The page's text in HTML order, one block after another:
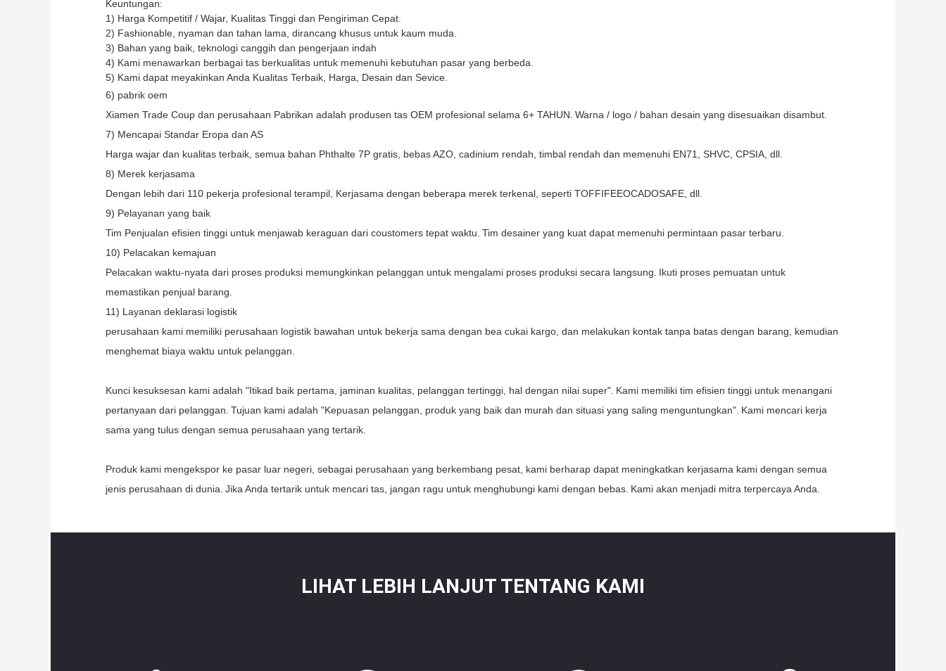
Keuntungan:
1) Harga Kompetitif / Wajar, Kualitas Tinggi dan Pengiriman Cepat.
2) Fashionable, nyaman dan tahan lama, dirancang khusus untuk kaum muda.
3) Bahan yang baik, teknologi canggih dan pengerjaan indah
4) Kami menawarkan berbagai tas berkualitas untuk memenuhi kebutuhan pasar yang berbeda.
5) Kami dapat meyakinkan Anda Kualitas Terbaik, Harga, Desain dan Sevice.
6) pabrik oem
Xiamen Trade Coup dan perusahaan Pabrikan adalah produsen tas OEM profesional selama 6+ TAHUN. Warna / logo / bahan desain yang disesuaikan disambut.
7) Mencapai Standar Eropa dan AS
Harga wajar dan kualitas terbaik, semua bahan Phthalte 7P gratis, bebas AZO, cadinium rendah, timbal rendah dan memenuhi EN71, SHVC, CPSIA, dll.
8) Merek kerjasama
Dengan lebih dari 110 pekerja profesional terampil, Kerjasama dengan beberapa merek terkenal, seperti TOFFIFEEOCADOSAFE, dll.
9) Pelayanan yang baik
Tim Penjualan efisien tinggi untuk menjawab keraguan dari coustomers tepat waktu. Tim desainer yang kuat dapat memenuhi permintaan pasar terbaru.
10) Pelacakan kemajuan
Pelacakan waktu-nyata dari proses produksi memungkinkan pelanggan untuk mengalami proses produksi secara langsung. Ikuti proses pemuatan untuk
memastikan penjual barang.
11) Layanan deklarasi logistik
perusahaan kami memiliki perusahaan logistik bawahan untuk bekerja sama dengan bea cukai kargo, dan melakukan kontak tanpa batas dengan barang, kemudian
menghemat biaya waktu untuk pelanggan.
Kunci kesuksesan kami adalah "Itikad baik pertama, jaminan kualitas, pelanggan tertinggi, hal dengan nilai super". Kami memiliki tim efisien tinggi untuk menangani
pertanyaan dari pelanggan. Tujuan kami adalah "Kepuasan pelanggan, produk yang baik dan murah dan situasi yang saling menguntungkan". Kami mencari kerja
sama yang tulus dengan semua perusahaan yang tertarik.
Produk kami mengekspor ke pasar luar negeri, sebagai perusahaan yang berkembang pesat, kami berharap dapat meningkatkan kerjasama kami dengan semua
jenis perusahaan di dunia. Jika Anda tertarik untuk mencari tas, jangan ragu untuk menghubungi kami dengan bebas. Kami akan menjadi mitra terpercaya Anda.
LIHAT LEBIH LANJUT TENTANG KAMI